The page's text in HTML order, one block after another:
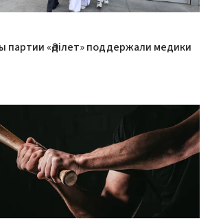
партии «Әділет» поддержали медики